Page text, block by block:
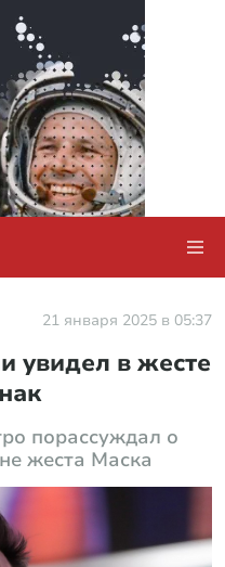
21 января 2025 в 05:37
увидел в жесте
порассуждал о
жеста Маска